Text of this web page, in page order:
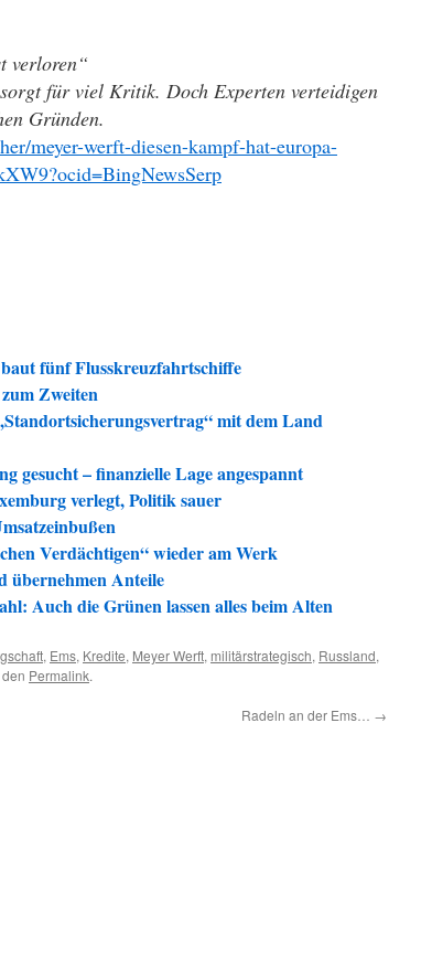
verloren“
für viel Kritik. Doch Experten verteidigen
Gründen.
meyer-werft-diesen-kampf-hat-europa-
fünf Flusskreuzfahrtschiffe
Zweiten
mit dem Land
gesucht – finanzielle Lage angespannt
verlegt, Politik sauer
Verdächtigen“ wieder am Werk
übernehmen Anteile
Auch die Grünen lassen alles beim Alten
, Ems, Kredite, Meyer Werft, militärstrategisch, Russland,
Permalink.
Radeln an der Ems… →